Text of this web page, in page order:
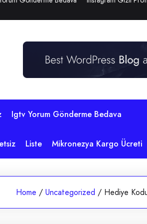
Igtv Yorum Gönderme Bedava
Liste Mikronezya Kargo Ücreti
Home / Uncategorized / Hediye